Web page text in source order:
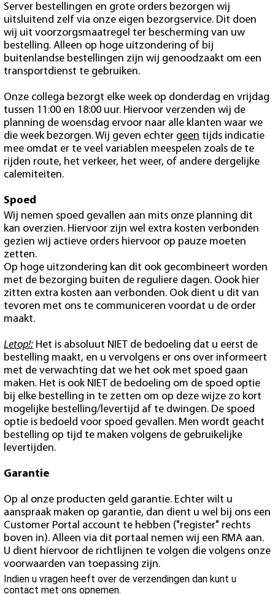
Server bestellingen en grote orders bezorgen wij
uitsluitend zelf via onze eigen bezorgservice. Dit doen
wij uit voorzorgsmaatregel ter bescherming van uw
bestelling. Alleen op hoge uitzondering of bij
buitenlandse bestellingen zijn wij genoodzaakt om een
transportdienst te gebruiken.
Onze collega bezorgt elke week op donderdag en vrijdag
tussen 11:00 en 18:00 uur. Hiervoor verzenden wij de
planning de woensdag ervoor naar alle klanten waar we
die week bezorgen. Wij geven echter geen tijds indicatie
mee omdat er te veel variablen meespelen zoals de te
rijden route, het verkeer, het weer, of andere dergelijke
calemiteiten.
Spoed
Wij nemen spoed gevallen aan mits onze planning dit
kan overzien. Hiervoor zijn wel extra kosten verbonden
gezien wij actieve orders hiervoor op pauze moeten
zetten.
Op hoge uitzondering kan dit ook gecombineert worden
met de bezorging buiten de reguliere dagen. Oook hier
zitten extra kosten aan verbonden. Ook dient u dit van
tevoren met ons te communiceren voordat u de order
maakt.
Letop!: Het is absoluut NIET de bedoeling dat u eerst de
bestelling maakt, en u vervolgens er ons over informeert
met de verwachting dat we het ook met spoed gaan
maken. Het is ook NIET de bedoeling om de spoed optie
bij elke bestelling in te zetten om op deze wijze zo kort
mogelijke bestelling/levertijd af te dwingen. De spoed
optie is bedoeld voor spoed gevallen. Men wordt geacht
bestelling op tijd te maken volgens de gebruikelijke
levertijden.
Garantie
Op al onze producten geld garantie. Echter wilt u
aanspraak maken op garantie, dan dient u wel bij ons een
Customer Portal account te hebben ("register" rechts
boven in). Alleen via dit portaal nemen wij een RMA aan.
U dient hiervoor de richtlijnen te volgen die volgens onze
voorwaarden van toepassing zijn.
Indien u vragen heeft over de verzendingen dan kunt u
contact met ons opnemen.